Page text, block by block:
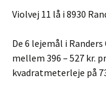
Violvej 11 lå i 8930
De 6 lejemål i
mellem 396 – 527 kr.
kvadratmeterleje på